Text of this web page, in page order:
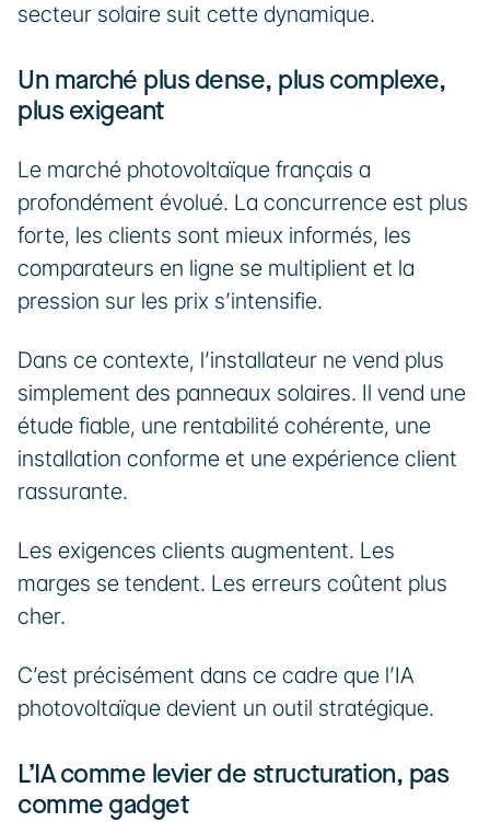
secteur solaire suit cette dynamique.
Un marché plus dense, plus complexe,
plus exigeant
Le marché photovoltaïque français a
profondément évolué. La concurrence est plus
forte, les clients sont mieux informés, les
comparateurs en ligne se multiplient et la
pression sur les prix s’intensifie.
Dans ce contexte, l’installateur ne vend plus
simplement des panneaux solaires. Il vend une
étude fiable, une rentabilité cohérente, une
installation conforme et une expérience client
rassurante.
Les exigences clients augmentent. Les
marges se tendent. Les erreurs coûtent plus
cher.
C’est précisément dans ce cadre que l’IA
photovoltaïque devient un outil stratégique.
L’IA comme levier de structuration, pas
comme gadget